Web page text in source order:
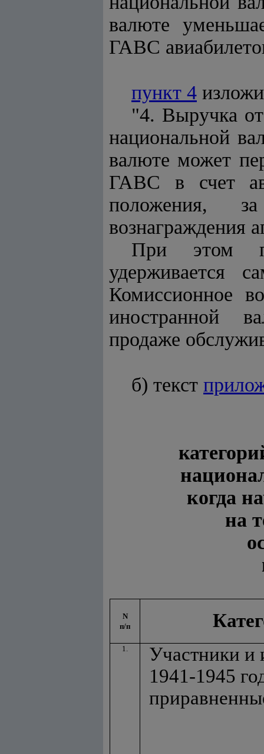
валюте
ГАВС
пункт 4
"4. Выручка
национальной
валюте может
ГАВС в счет
положения,
вознаграждения
При этом
удерживается
Комиссионное
иностранной
продаже
б) текст
когда
на
N
п/п
1.
Участники и
1941-1945